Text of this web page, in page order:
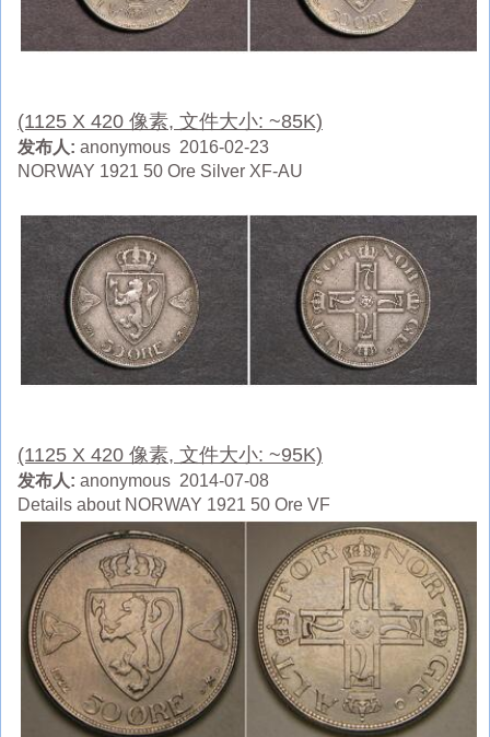
(1125 X 420 像素, 文件大小: ~85K)
发布人: anonymous 2016-02-23
NORWAY 1921 50 Ore Silver XF-AU
(1125 X 420 像素, 文件大小: ~95K)
发布人: anonymous 2014-07-08
Details about NORWAY 1921 50 Ore VF